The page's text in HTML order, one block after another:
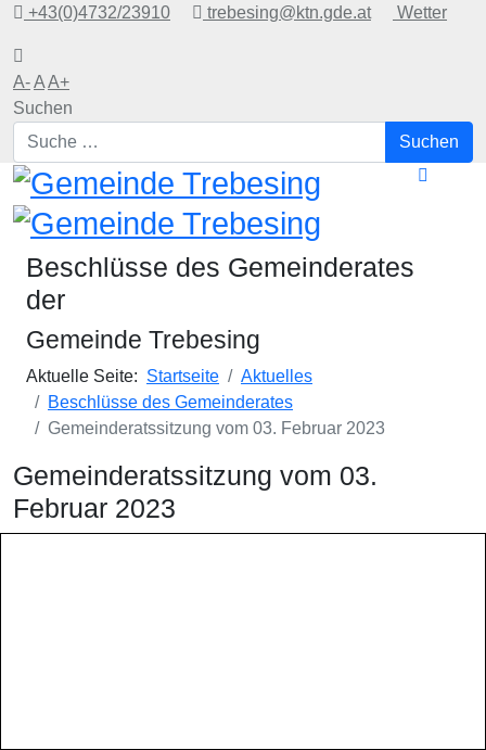
+43(0)4732/23910 trebesing@ktn.gde.at Wetter
A-AA+
Suchen
Suchen
Beschlüsse des Gemeinderates
der
Gemeinde Trebesing
Aktuelle Seite: Startseite
Aktuelles
Beschlüsse des Gemeinderates
Gemeinderatssitzung vom 03. Februar 2023
Gemeinderatssitzung vom 03.
Februar 2023